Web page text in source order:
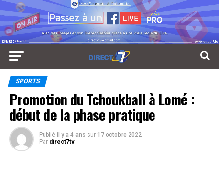
SPORTS
Promotion du Tchoukball à Lomé :
début de la phase pratique
Publié il y a 4 ans sur 17 octobre 2022
Par direct7tv